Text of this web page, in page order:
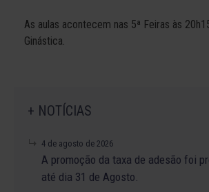
As aulas acontecem nas 5ª Feiras às
Ginástica.
+ NOTÍCIAS
4 de agosto de 2026
A promoção da taxa de adesão foi
até dia 31 de Agosto.